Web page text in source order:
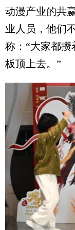
动漫产业的共
业人员，他们
称：“大家都
板顶上去。”